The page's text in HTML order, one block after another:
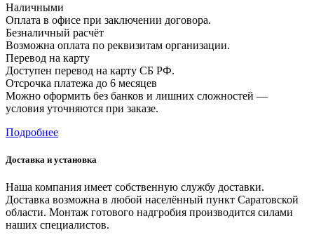
Наличными
Оплата в офисе при заключении договора.
Безналичный расчёт
Возможна оплата по реквизитам организации.
Перевод на карту
Доступен перевод на карту СБ РФ.
Отсрочка платежа до 6 месяцев
Можно оформить без банков и лишних сложностей —
условия уточняются при заказе.
Подробнее
Доставка и установка
Наша компания имеет собственную службу доставки.
Доставка возможна в любой населённый пункт Саратовской
области. Монтаж готового надгробия производится силами
наших специалистов.